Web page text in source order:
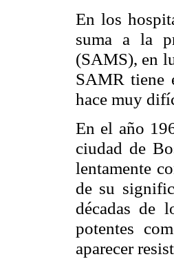
En los
suma a la
(SAMS), en
SAMR tiene
hace muy
En el año
ciudad de
lentamente
de su
décadas de
potentes
aparecer